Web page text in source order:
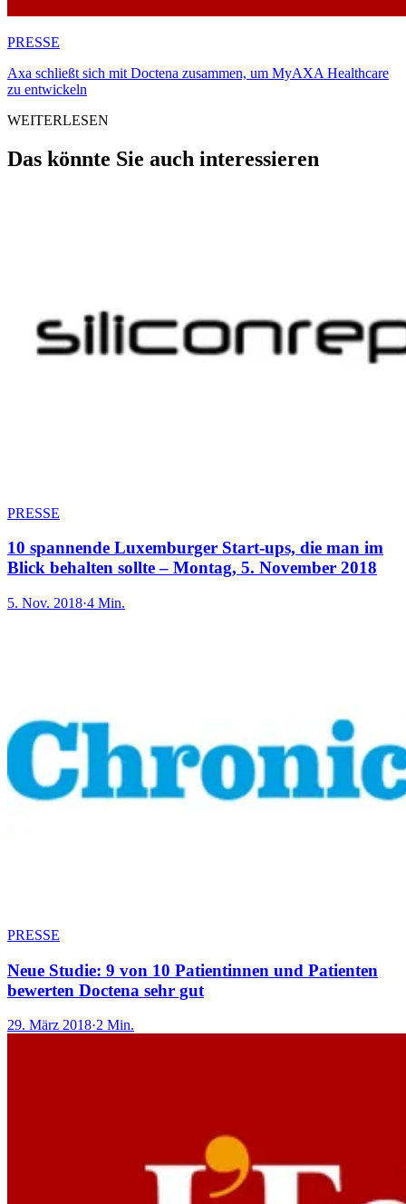
PRESSE
Axa schließt sich mit Doctena zusammen, um MyAXA Healthcare
zu entwickeln
WEITERLESEN
Das könnte Sie auch interessieren
PRESSE
10 spannende Luxemburger Start-ups, die man im
Blick behalten sollte – Montag, 5. November 2018
5. Nov. 2018·4 Min.
PRESSE
Neue Studie: 9 von 10 Patientinnen und Patienten
bewerten Doctena sehr gut
29. März 2018·2 Min.